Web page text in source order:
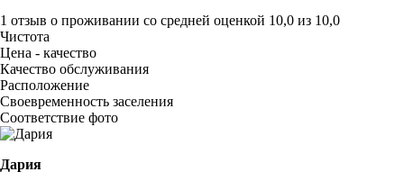
1 отзыв о проживании со средней оценкой 10,0 из 10,0
Чистота
Цена - качество
Качество обслуживания
Расположение
Своевременность заселения
Соответствие фото
Дария